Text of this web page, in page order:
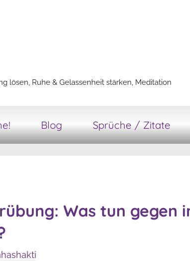
lösen, Ruhe & Gelassenheit stärken, Meditation
Blog Sprüche / Zitate
Was tun gegen